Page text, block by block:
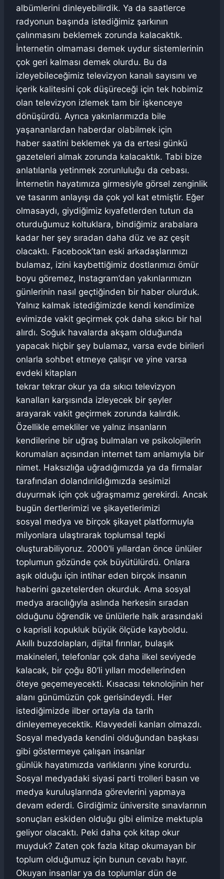
albümlerini dinleyebilirdik. Ya da saatlerce
radyonun başında istediğimiz şarkının
çalınmasını beklemek zorunda kalacaktık.
İnternetin olmaması demek uydur sistemlerinin
çok geri kalması demek olurdu. Bu da
izleyebileceğimiz televizyon kanalı sayısını ve
içerik kalitesini çok düşüreceği için tek hobimiz
olan televizyon izlemek tam bir işkenceye
dönüşürdü. Ayrıca yakınlarımızda bile
yaşananlardan haberdar olabilmek için
haber saatini beklemek ya da ertesi günkü
gazeteleri almak zorunda kalacaktık. Tabi bize
anlatılanla yetinmek zorunluluğu da cebası.
İnternetin hayatımıza girmesiyle görsel zenginlik
ve tasarım anlayışı da çok yol kat etmiştir. Eğer
olmasaydı, giydiğimiz kıyafetlerden tutun da
oturduğumuz koltuklara, bindiğimiz arabalara
kadar her şey sıradan daha düz ve az çeşit
olacaktı. Facebook’tan eski arkadaşlarımızı
bulamaz, izini kaybettiğimiz dostlarımızı ömür
boyu göremez, Instagram’dan yakınlarımızın
günlerinin nasıl geçtiğinden bir haber olurduk.
Yalnız kalmak istediğimizde kendi kendimize
evimizde vakit geçirmek çok daha sıkıcı bir hal
alırdı. Soğuk havalarda akşam olduğunda
yapacak hiçbir şey bulamaz, varsa evde birileri
onlarla sohbet etmeye çalışır ve yine varsa
evdeki kitapları
tekrar tekrar okur ya da sıkıcı televizyon
kanalları karşısında izleyecek bir şeyler
arayarak vakit geçirmek zorunda kalırdık.
Özellikle emekliler ve yalnız insanların
kendilerine bir uğraş bulmaları ve psikolojilerin
korumaları açısından internet tam anlamıyla bir
nimet. Haksızlığa uğradığımızda ya da firmalar
tarafından dolandırıldığımızda sesimizi
duyurmak için çok uğraşmamız gerekirdi. Ancak
bugün dertlerimizi ve şikayetlerimizi
sosyal medya ve birçok şikayet platformuyla
milyonlara ulaştırarak toplumsal tepki
oluşturabiliyoruz. 2000’li yıllardan önce ünlüler
toplumun gözünde çok büyütülürdü. Onlara
aşık olduğu için intihar eden birçok insanın
haberini gazetelerden okurduk. Ama sosyal
medya aracılığıyla aslında herkesin sıradan
olduğunu öğrendik ve ünlülerle halk arasındaki
o kaprisli kopukluk büyük ölçüde kayboldu.
Akıllı buzdolapları, dijital fırınlar, bulaşık
makineleri, telefonlar çok daha ilkel seviyede
kalacak, bir çoğu 80’li yılları modellerinden
öteye geçemeyecekti. Kısacası teknolojinin her
alanı günümüzün çok gerisindeydi. Her
istediğimizde ilber ortayla da tarih
dinleyemeyecektik. Klavyedeli kanları olmazdı.
Sosyal medyada kendini olduğundan başkası
gibi göstermeye çalışan insanlar
günlük hayatımızda varlıklarını yine korurdu.
Sosyal medyadaki siyasi parti trolleri basın ve
medya kuruluşlarında görevlerini yapmaya
devam ederdi. Girdiğimiz üniversite sınavlarının
sonuçları eskiden olduğu gibi elimize mektupla
geliyor olacaktı. Peki daha çok kitap okur
muyduk? Zaten çok fazla kitap okumayan bir
toplum olduğumuz için bunun cevabı hayır.
Okuyan insanlar ya da toplumlar dün de